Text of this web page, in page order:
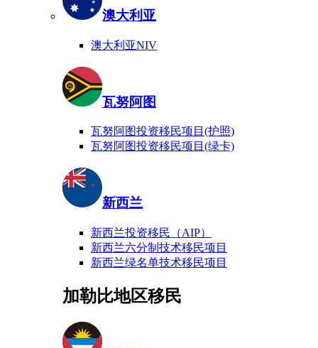
澳大利亚
澳大利亚NIV
瓦努阿图
瓦努阿图投资移民项目(护照)
瓦努阿图投资移民项目(绿卡)
新西兰
新西兰投资移民（AIP）
新西兰六分制技术移民项目
新西兰绿名单技术移民项目
加勒比地区移民